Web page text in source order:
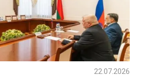
22.07.2026